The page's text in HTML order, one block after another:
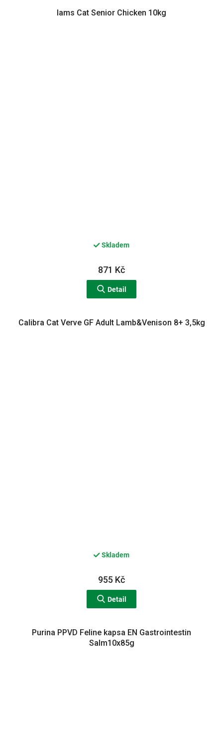
Iams Cat Senior Chicken 10kg
Skladem
871 Kč
Detail
Calibra Cat Verve GF Adult Lamb&Venison 8+ 3,5kg
Skladem
955 Kč
Detail
Purina PPVD Feline kapsa EN Gastrointestin
Salm10x85g